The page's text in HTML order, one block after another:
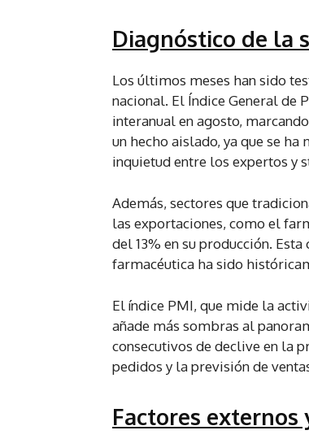
Diagnóstico de la
Los últimos meses han sido
nacional. El Índice General de
interanual en agosto,
un hecho aislado, ya que se
inquietud entre los expertos y
Además, sectores que
las exportaciones, como el
del 13% en su producción.
farmacéutica ha sido
El índice PMI, que mide la
añade más sombras al
consecutivos de declive en la
pedidos y la previsión de
Factores